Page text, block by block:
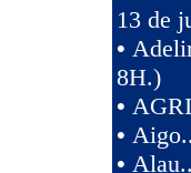
13 de
•
8H.)
•
•
•